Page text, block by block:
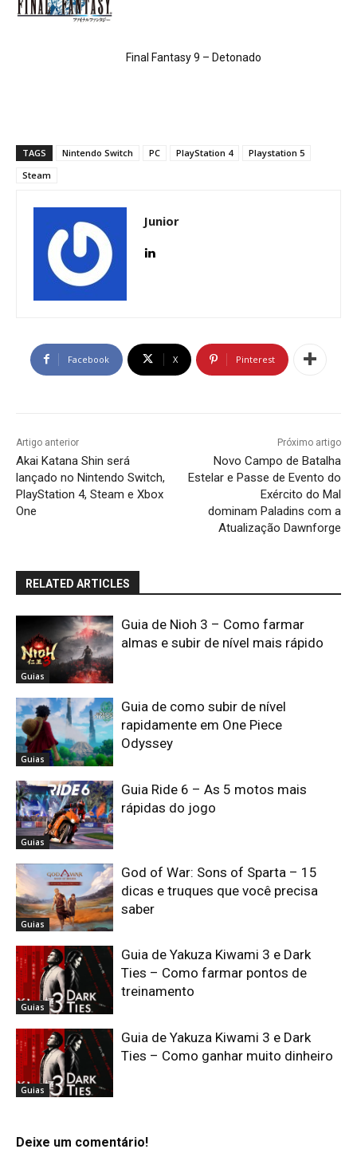
Final Fantasy 9 – Detonado
TAGS Nintendo Switch PC PlayStation 4
Playstation 5
Steam
Junior
Facebook X Pinterest
Artigo anterior
Akai Katana Shin será
lançado no Nintendo Switch,
PlayStation 4, Steam e Xbox
One
Próximo artigo
Novo Campo de Batalha
Estelar e Passe de Evento do
Exército do Mal
dominam Paladins com a
Atualização Dawnforge
RELATED ARTICLES
Guias
Guia de Nioh 3 – Como farmar
almas e subir de nível mais rápido
Guias
Guia de como subir de nível
rapidamente em One Piece
Odyssey
Guias
Guia Ride 6 – As 5 motos mais
rápidas do jogo
Guias
God of War: Sons of Sparta – 15
dicas e truques que você precisa
saber
Guias
Guia de Yakuza Kiwami 3 e Dark
Ties – Como farmar pontos de
treinamento
Guias
Guia de Yakuza Kiwami 3 e Dark
Ties – Como ganhar muito dinheiro
Deixe um comentário!